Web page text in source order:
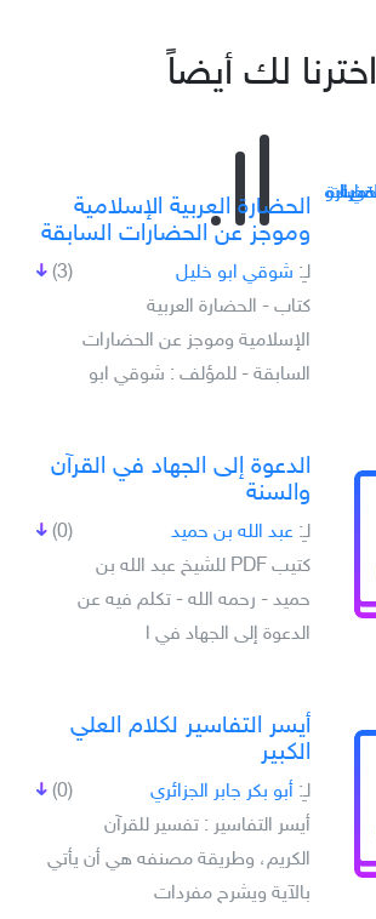
اخترنا لك أيضاً
الحضارة العربية الإسلامية
وموجز عن الحضارات السابقة
(3) لـِ: شوقي ابو خليل
كتاب - الحضارة العربية
الإسلامية وموجز عن الحضارات
السابقة - للمؤلف : شوقي ابو
الدعوة إلى الجهاد في القرآن
والسنة
(0) لـِ: عبد الله بن حميد
كتيب PDF للشيخ عبد الله بن
حميد - رحمه الله - تكلم فيه عن
الدعوة إلى الجهاد في ا
أيسر التفاسير لكلام العلي
الكبير
(0) لـِ: أبو بكر جابر الجزائري
أيسر التفاسير : تفسير للقرآن
الكريم، وطريقة مصنفه هي أن يأتي
بالآية ويشرح مفردات